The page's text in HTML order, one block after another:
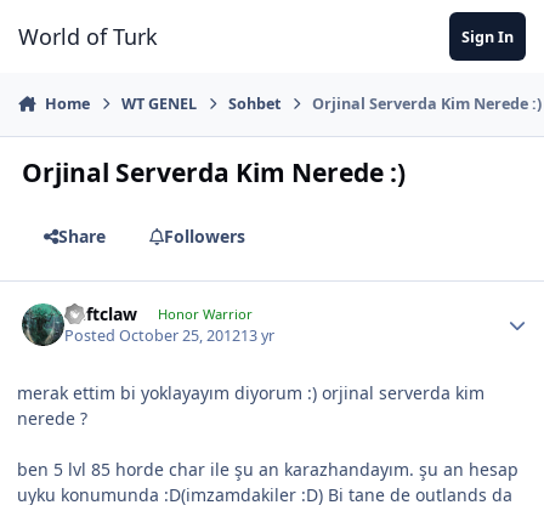
World of Turk Sign In
Home WT GENEL Sohbet Orjinal Serverda Kim Nerede :)
Orjinal Serverda Kim Nerede :)
Share Followers
Deftclaw Honor Warrior
PostedOctober 25, 201213 yr
merak ettim bi yoklayayım diyorum :) orjinal serverda kim
nerede ?
ben 5 lvl 85 horde char ile şu an karazhandayım. şu an hesap
uyku konumunda :D(imzamdakiler :D) Bi tane de outlands da